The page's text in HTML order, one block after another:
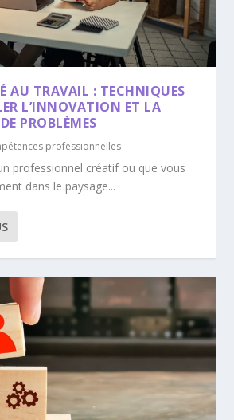
AU TRAVAIL : TECHNIQUES
L’INNOVATION ET LA
PROBLÈMES
professionnelles
professionnel créatif ou que vous
dans le paysage...